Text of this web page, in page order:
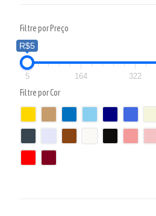
Filtre por Preço
R$5
5 164 322
Filtre por Cor